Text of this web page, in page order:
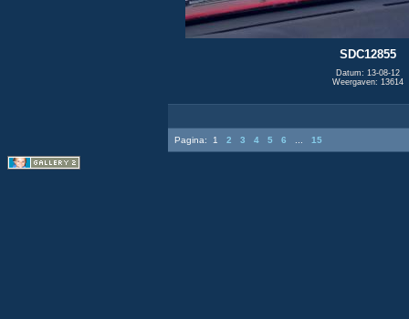
SDC12855
Datum: 13-08-12
Weergaven: 13614
Pagina: 1 2 3 4 5 6 15